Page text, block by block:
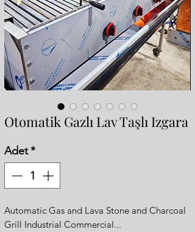
Otomatik Gazlı Lav Taşlı Izgara
Adet*
Automatic Gas and Lava Stone and Charcoal
Grill Industrial Commercial...